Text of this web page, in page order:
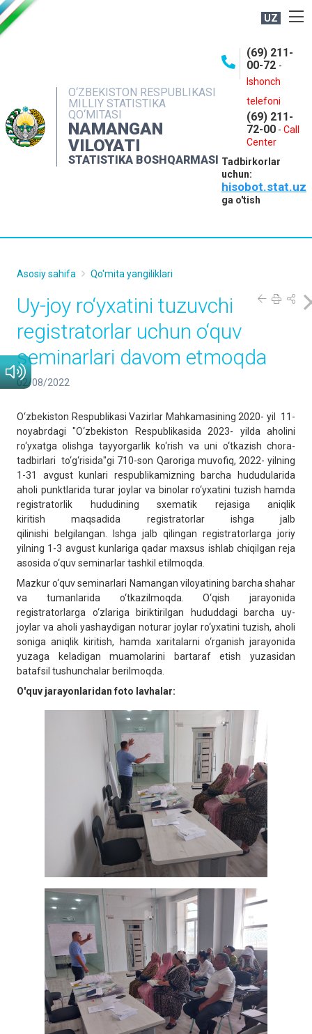
UZ
O‘ZBEKISTON RESPUBLIKASI
MILLIY STATISTIKA
QO‘MITASI
NAMANGAN
VILOYATI
STATISTIKA BOSHQARMASI
(69) 211-
00-72 -
Ishonch
telefoni
(69) 211-
72-00 - Call
Center
Tadbirkorlar
uchun:
hisobot.stat.uz
ga o'tish
NASHRLAR
INTERAKTIV XIZMATLAR
MATBUOT XIZMATI
MUROJAATLAR
Asosiy sahifa Qo'mita yangiliklari
Uy-joy ro‘yxatini tuzuvchi
registratorlar uchun o‘quv
seminarlari davom etmoqda
02/08/2022
O‘zbekiston Respublikasi Vazirlar Mahkamasining 2020- yil 11-
noyabrdagi "O‘zbekiston Respublikasida 2023- yilda aholini
ro‘yxatga olishga tayyorgarlik ko‘rish va uni o‘tkazish chora-
tadbirlari to‘g‘risida"gi 710-son Qaroriga muvofiq, 2022- yilning
1-31 avgust kunlari respublikamizning barcha hududularida
aholi punktlarida turar joylar va binolar ro‘yxatini tuzish hamda
registratorlik hududining sxematik rejasiga aniqlik
kiritish maqsadida registratorlar ishga jalb
qilinishi belgilangan. Ishga jalb qilingan registratorlarga joriy
yilning 1-3 avgust kunlariga qadar maxsus ishlab chiqilgan reja
asosida o‘quv seminarlar tashkil etilmoqda.
Mazkur o‘quv seminarlari Namangan viloyatining barcha shahar
va tumanlarida o‘tkazilmoqda. O‘qish jarayonida
registratorlarga o‘zlariga biriktirilgan hududdagi barcha uy-
joylar va aholi yashaydigan noturar joylar ro‘yxatini tuzish, aholi
soniga aniqlik kiritish, hamda xaritalarni o‘rganish jarayonida
yuzaga keladigan muamolarini bartaraf etish yuzasidan
batafsil tushunchalar berilmoqda.
O'quv jarayonlaridan foto lavhalar: